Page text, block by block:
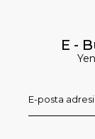
E -